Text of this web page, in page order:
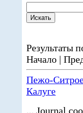
Результаты
Начало |
Пежо-
Калуге
... Journal